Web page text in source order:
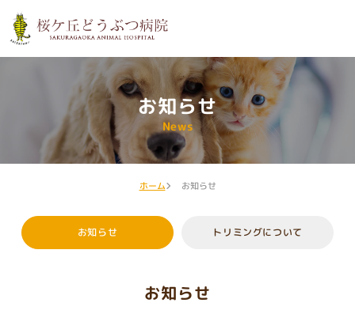
お知らせ
News
ホーム お知らせ
お知らせ トリミングについて
お知らせ